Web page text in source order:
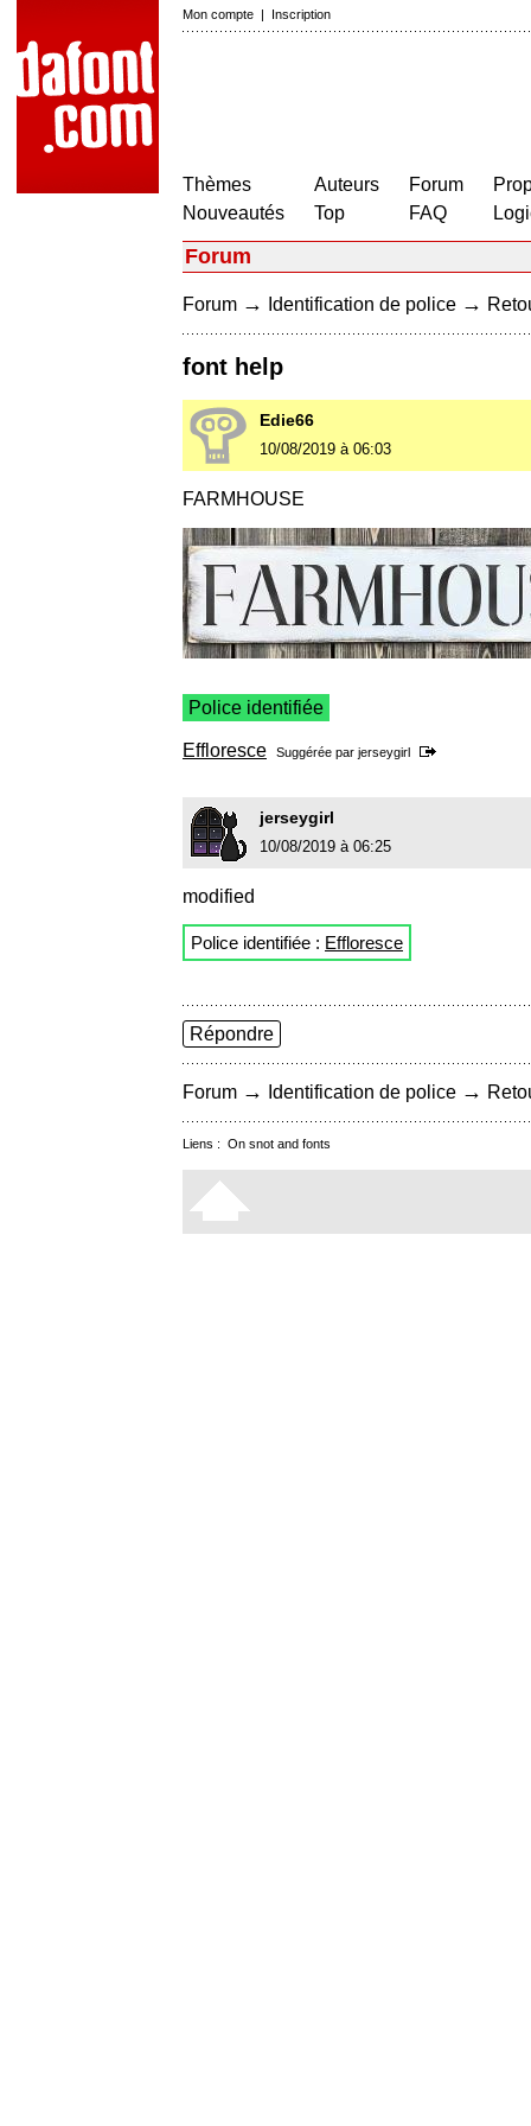
Mon compte | Inscription
Thèmes
Nouveautés
Auteurs
Top
Forum
FAQ
Forum
Forum → Identification de police →
font help
Edie66
10/08/2019 à 06:03
FARMHOUSE
Police identifiée
Effloresce Suggérée par jerseygirl
jerseygirl
10/08/2019 à 06:25
modified
Police identifiée : Effloresce
Répondre
Forum → Identification de police →
Liens : On snot and fonts